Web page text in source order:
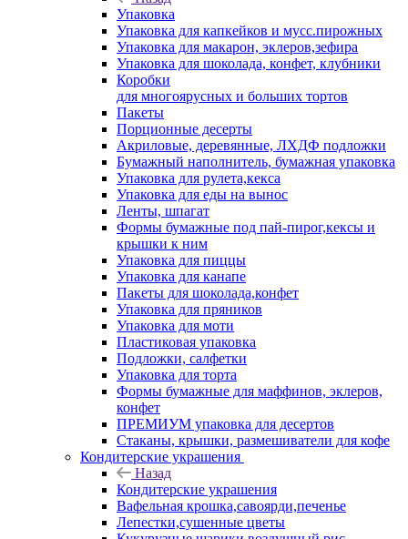
Упаковка
Упаковка для капкейков и мусс.пирожных
Упаковка для макарон, эклеров,зефира
Упаковка для шоколада, конфет, клубники
Коробки
для многоярусных и больших тортов
Пакеты
Порционные десерты
Акриловые, деревянные, ЛХДФ подложки
Бумажный наполнитель, бумажная упаковка
Упаковка для рулета,кекса
Упаковка для еды на вынос
Ленты, шпагат
Формы бумажные под пай-пирог,кексы и
крышки к ним
Упаковка для пиццы
Упаковка для канапе
Пакеты для шоколада,конфет
Упаковка для пряников
Упаковка для моти
Пластиковая упаковка
Подложки, салфетки
Упаковка для торта
Формы бумажные для маффинов, эклеров,
конфет
ПРЕМИУМ упаковка для десертов
Стаканы, крышки, размешиватели для кофе
Кондитерские украшения
Назад
Кондитерские украшения
Вафельная крошка,савоярди,печенье
Лепестки,сушенные цветы